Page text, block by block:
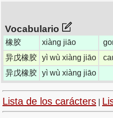
Vocabulario
橡胶 xiàng jiāo
异戊橡胶 yì wù xiàng jiāo
异戊橡胶 yì wù xiàng jiāo
Lista de los carácters